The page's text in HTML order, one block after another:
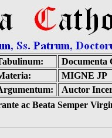
Documenta
MIGNE JP
Auctor
ac Beata Semper